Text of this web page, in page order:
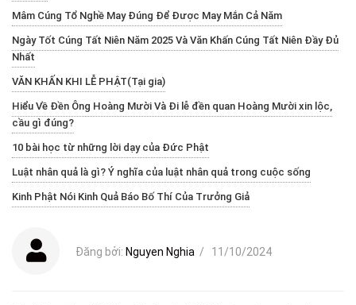
Mâm Cúng Tổ Nghề May Đúng Để Được May Mắn Cả Năm
Ngày Tốt Cúng Tất Niên Năm 2025 Và Văn Khấn Cúng Tất Niên Đầy Đủ
Nhất
VĂN KHẤN KHI LỄ PHẬT(Tại gia)
Hiểu Về Đền Ông Hoàng Mười Và Đi lễ đền quan Hoàng Mười xin lộc,
cầu gì đúng?
10 bài học từ những lời dạy của Đức Phật
Luật nhân quả là gì? Ý nghĩa của luật nhân quả trong cuộc sống
Kinh Phật Nói Kinh Quả Báo Bố Thí Của Trưởng Giả
Đăng bởi: Nguyen Nghia / 11/10/2024